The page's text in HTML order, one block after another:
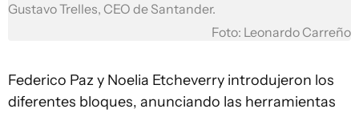
Gustavo Trelles, CEO de Santander.
Foto: Leonardo Carreño
Federico Paz y Noelia Etcheverry introdujeron los
diferentes bloques, anunciando las herramientas